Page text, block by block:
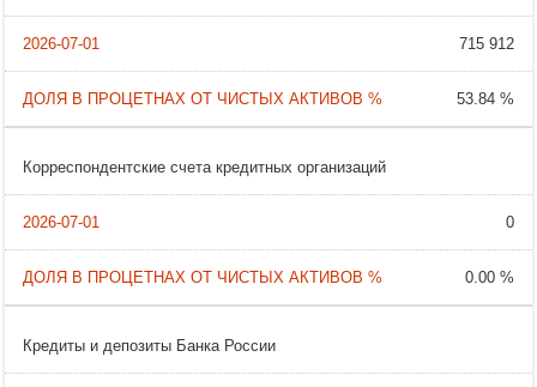
715 912
53.84 %
Корреспондентские счета кредитных организаций
0
0.00 %
Кредиты и депозиты Банка России